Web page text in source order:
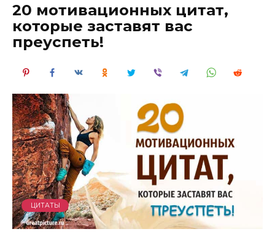
20 мотивационных цитат,
которые заставят вас
преуспеть!
ЦИТАТЫ